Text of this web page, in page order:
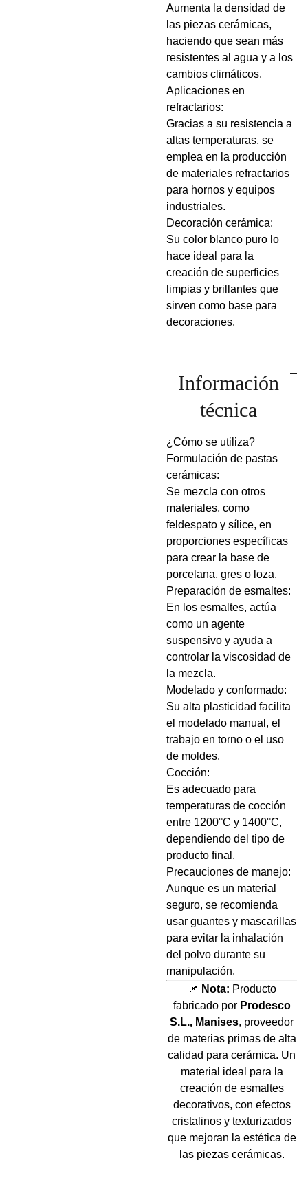
Aumenta la densidad de
las piezas cerámicas,
haciendo que sean más
resistentes al agua y a los
cambios climáticos.
Aplicaciones en
refractarios:
Gracias a su resistencia a
altas temperaturas, se
emplea en la producción
de materiales refractarios
para hornos y equipos
industriales.
Decoración cerámica:
Su color blanco puro lo
hace ideal para la
creación de superficies
limpias y brillantes que
sirven como base para
decoraciones.
Información
técnica
¿Cómo se utiliza?
Formulación de pastas
cerámicas:
Se mezcla con otros
materiales, como
feldespato y sílice, en
proporciones específicas
para crear la base de
porcelana, gres o loza.
Preparación de esmaltes:
En los esmaltes, actúa
como un agente
suspensivo y ayuda a
controlar la viscosidad de
la mezcla.
Modelado y conformado:
Su alta plasticidad facilita
el modelado manual, el
trabajo en torno o el uso
de moldes.
Cocción:
Es adecuado para
temperaturas de cocción
entre 1200°C y 1400°C,
dependiendo del tipo de
producto final.
Precauciones de manejo:
Aunque es un material
seguro, se recomienda
usar guantes y mascarillas
para evitar la inhalación
del polvo durante su
manipulación.
📌 Nota: Producto
fabricado por Prodesco
S.L., Manises, proveedor
de materias primas de alta
calidad para cerámica. Un
material ideal para la
creación de esmaltes
decorativos, con efectos
cristalinos y texturizados
que mejoran la estética de
las piezas cerámicas.